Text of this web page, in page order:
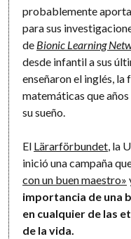
probablemente
para sus
de Bionic Learning
desde infantil a sus
enseñaron el inglés, la
matemáticas que
su sueño.
El Lärarförbundet, la
inició una campaña
con un buen maestro»
importancia de una
en cualquier de las
de la vida.